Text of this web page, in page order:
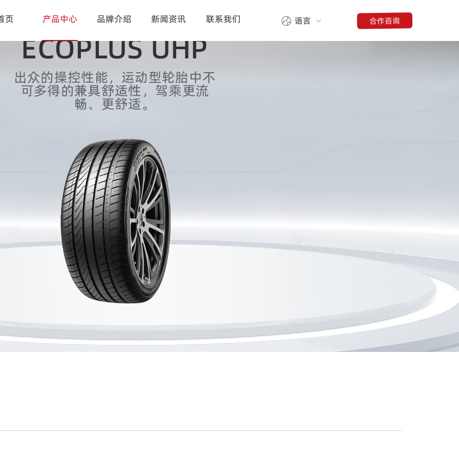
页 产品中心 品牌介绍 新闻资讯 联系我们 语言 合作咨询
ECOPLUS UHP
出众的操控性能，运动型轮胎中不
可多得的兼具舒适性，驾乘更流
畅、更舒适。